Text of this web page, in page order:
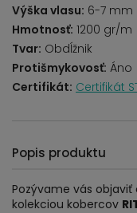
Výška vlasu: 6-7 mm
Hmotnosť: 1200 gr/m
Tvar: Obdĺžnik
Protišmykovosť: Áno
Certifikát: Certifikát
Popis produktu
Pozývame vás
kolekciou kobercov